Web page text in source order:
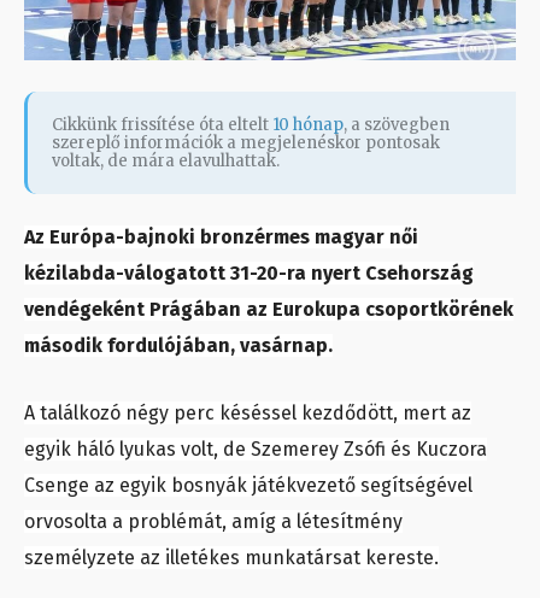
Cikkünk frissítése óta eltelt 10 hónap, a szövegben
szereplő információk a megjelenéskor pontosak
voltak, de mára elavulhattak.
Az Európa-bajnoki bronzérmes magyar női
kézilabda-válogatott 31-20-ra nyert Csehország
vendégeként Prágában az Eurokupa csoportkörének
második fordulójában, vasárnap.
A találkozó négy perc késéssel kezdődött, mert az
egyik háló lyukas volt, de Szemerey Zsófi és Kuczora
Csenge az egyik bosnyák játékvezető segítségével
orvosolta a problémát, amíg a létesítmény
személyzete az illetékes munkatársat kereste.